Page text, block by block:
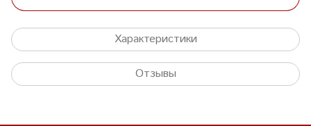
Характеристики
Отзывы